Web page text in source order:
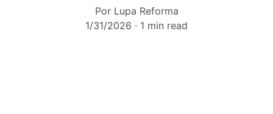
Por Lupa Reforma
1/31/2026
1 min read